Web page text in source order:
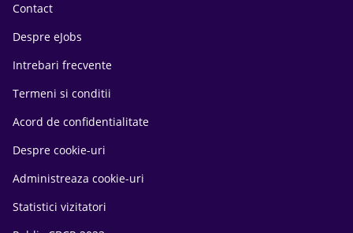
Contact
Despre eJobs
Intrebari frecvente
Termeni si conditii
Acord de confidentialitate
Despre cookie-uri
Administreaza cookie-uri
Statistici vizitatori